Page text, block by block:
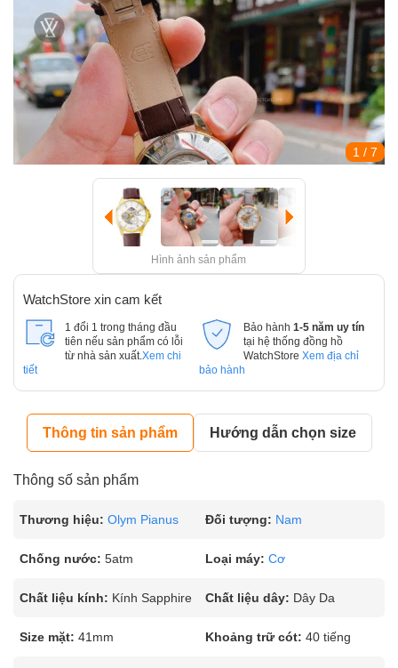
1 / 7
Hình ảnh sản phẩm
WatchStore xin cam kết
1 đổi 1 trong tháng đầu
tiên nếu sản phẩm có lỗi
từ nhà sản xuất. Xem chi
tiết
Bảo hành 1-5 năm uy tín
tại hệ thống đồng hồ
WatchStore Xem địa chỉ
bảo hành
Thông tin sản phẩm Hướng dẫn chọn size
Thông số sản phẩm
Thương hiệu: Olym Pianus Đối tượng: Nam
Chống nước: 5atm Loại máy: Cơ
Chất liệu kính: Kính Sapphire Chất liệu dây: Dây Da
Size mặt: 41mm Khoảng trữ cót: 40 tiếng